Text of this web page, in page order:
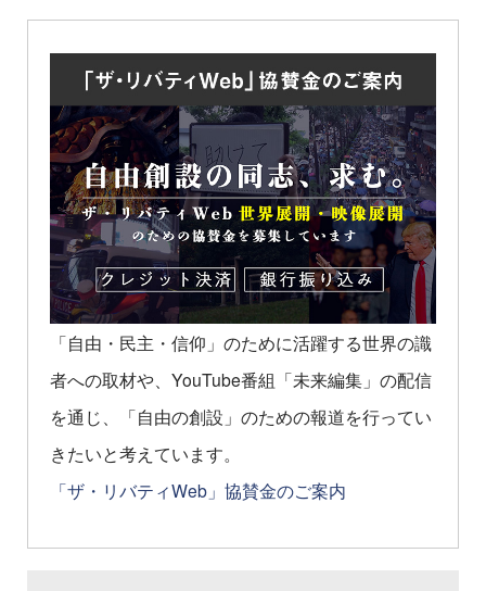
「自由・民主・信仰」のために活躍する世界の識
者への取材や、YouTube番組「未来編集」の配信
を通じ、「自由の創設」のための報道を行ってい
きたいと考えています。
「ザ・リバティWeb」協賛金のご案内